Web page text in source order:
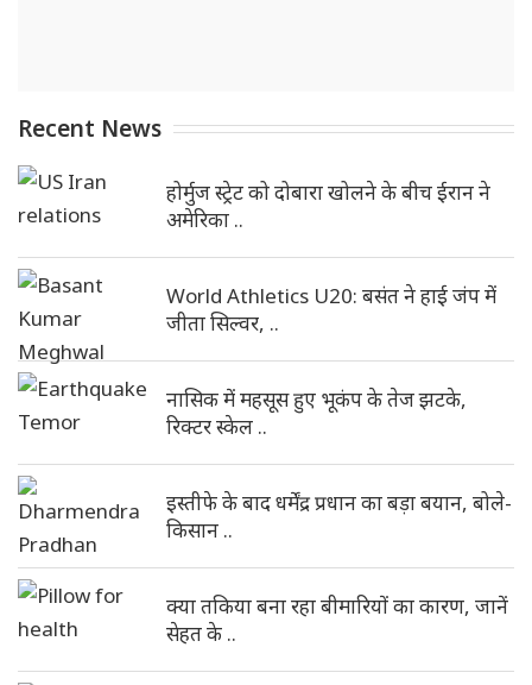
Recent News
होर्मुज स्ट्रेट को दोबारा खोलने के बीच ईरान ने
अमेरिका ..
World Athletics U20: बसंत ने हाई जंप में
जीता सिल्वर, ..
नासिक में महसूस हुए भूकंप के तेज झटके,
रिक्टर स्केल ..
इस्तीफे के बाद धर्मेंद्र प्रधान का बड़ा बयान, बोले-
किसान ..
क्या तकिया बना रहा बीमारियों का कारण, जानें
सेहत के ..